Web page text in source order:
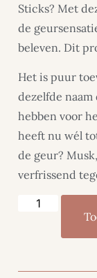
Sticks? Met
de
beleven. Dit
Het is puur
dezelfde
hebben voor
heeft nu wél
de geur?
verfrissend